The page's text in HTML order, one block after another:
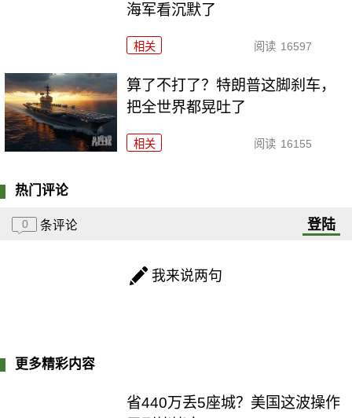
海军看沉默了
相关 阅读 16597
算了不打了？特朗普这脚刹车，
把全世界都晃吐了
相关 阅读 16155
热门评论
0 条评论 登陆
我来说两句
更多精彩内容
省440万丢5座城？美国这波操作